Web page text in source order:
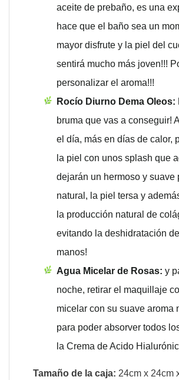
aceite de prebaño, es una
hace que el baño sea un
mayor disfrute y la piel del
sentirá mucho más joven!!!
personalizar el aroma!!!
Rocío Diurno Dema Oleos:
bruma que vas a conseguir!
el día, más en días de calor,
la piel con unos splash que
dejarán un hermoso y suave
natural, la piel tersa y
la producción natural de
evitando la deshidratación
manos!
Agua Micelar de Rosas: y
noche, retirar el maquillaje
micelar con su suave aroma
para poder absorver todos
la Crema de Acido
Tamaño de la caja: 24cm x 24cm